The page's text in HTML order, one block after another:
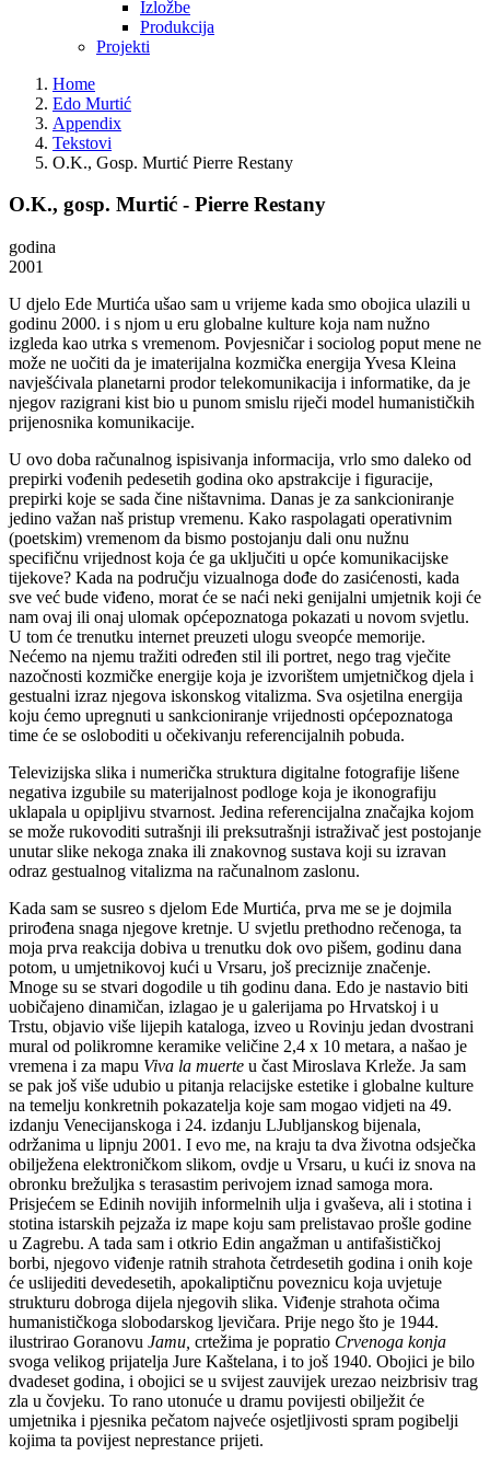
Izložbe
Produkcija
Projekti
Home
Edo Murtić
Appendix
Tekstovi
O.K., Gosp. Murtić Pierre Restany
O.K., gosp. Murtić - Pierre Restany
godina
2001
U djelo Ede Murtića ušao sam u vrijeme kada smo obojica ulazili u
godinu 2000. i s njom u eru globalne kulture koja nam nužno
izgleda kao utrka s vremenom. Povjesničar i sociolog poput mene ne
može ne uočiti da je imaterijalna kozmička energija Yvesa Kleina
navješćivala planetarni prodor telekomunikacija i informatike, da je
njegov razigrani kist bio u punom smislu riječi model humanističkih
prijenosnika komunikacije.
U ovo doba računalnog ispisivanja informacija, vrlo smo daleko od
prepirki vođenih pedesetih godina oko apstrakcije i figuracije,
prepirki koje se sada čine ništavnima. Danas je za sankcioniranje
jedino važan naš pristup vremenu. Kako raspolagati operativnim
(poetskim) vremenom da bismo postojanju dali onu nužnu
specifičnu vrijednost koja će ga uključiti u opće komunikacijske
tijekove? Kada na području vizualnoga dođe do zasićenosti, kada
sve već bude viđeno, morat će se naći neki genijalni umjetnik koji će
nam ovaj ili onaj ulomak općepoznatoga pokazati u novom svjetlu.
U tom će trenutku internet preuzeti ulogu sveopće memorije.
Nećemo na njemu tražiti određen stil ili portret, nego trag vječite
nazočnosti kozmičke energije koja je izvorištem umjetničkog djela i
gestualni izraz njegova iskonskog vitalizma. Sva osjetilna energija
koju ćemo upregnuti u sankcioniranje vrijednosti općepoznatoga
time će se osloboditi u očekivanju referencijalnih pobuda.
Televizijska slika i numerička struktura digitalne fotografije lišene
negativa izgubile su materijalnost podloge koja je ikonografiju
uklapala u opipljivu stvarnost. Jedina referencijalna značajka kojom
se može rukovoditi sutrašnji ili preksutrašnji istraživač jest postojanje
unutar slike nekoga znaka ili znakovnog sustava koji su izravan
odraz gestualnog vitalizma na računalnom zaslonu.
Kada sam se susreo s djelom Ede Murtića, prva me se je dojmila
prirođena snaga njegove kretnje. U svjetlu prethodno rečenoga, ta
moja prva reakcija dobiva u trenutku dok ovo pišem, godinu dana
potom, u umjetnikovoj kući u Vrsaru, još preciznije značenje.
Mnoge su se stvari dogodile u tih godinu dana. Edo je nastavio biti
uobičajeno dinamičan, izlagao je u galerijama po Hrvatskoj i u
Trstu, objavio više lijepih kataloga, izveo u Rovinju jedan dvostrani
mural od polikromne keramike veličine 2,4 x 10 metara, a našao je
vremena i za mapu Viva la muerte u čast Miroslava Krleže. Ja sam
se pak još više udubio u pitanja relacijske estetike i globalne kulture
na temelju konkretnih pokazatelja koje sam mogao vidjeti na 49.
izdanju Venecijanskoga i 24. izdanju LJubljanskog bijenala,
održanima u lipnju 2001. I evo me, na kraju ta dva životna odsječka
obilježena elektroničkom slikom, ovdje u Vrsaru, u kući iz snova na
obronku brežuljka s terasastim perivojem iznad samoga mora.
Prisjećem se Edinih novijih informelnih ulja i gvaševa, ali i stotina i
stotina istarskih pejzaža iz mape koju sam prelistavao prošle godine
u Zagrebu. A tada sam i otkrio Edin angažman u antifašističkoj
borbi, njegovo viđenje ratnih strahota četrdesetih godina i onih koje
će uslijediti devedesetih, apokaliptičnu poveznicu koja uvjetuje
strukturu dobroga dijela njegovih slika. Viđenje strahota očima
humanističkoga slobodarskog ljevičara. Prije nego što je 1944.
ilustrirao Goranovu Jamu, crtežima je popratio Crvenoga konja
svoga velikog prijatelja Jure Kaštelana, i to još 1940. Obojici je bilo
dvadeset godina, i obojici se u svijest zauvijek urezao neizbrisiv trag
zla u čovjeku. To rano utonuće u dramu povijesti obilježit će
umjetnika i pjesnika pečatom najveće osjetljivosti spram pogibelji
kojima ta povijest neprestance prijeti.